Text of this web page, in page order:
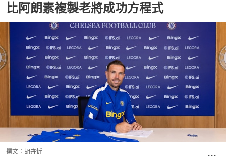
比阿朗素複製老將成功方程式
撰文： 胡卉忻